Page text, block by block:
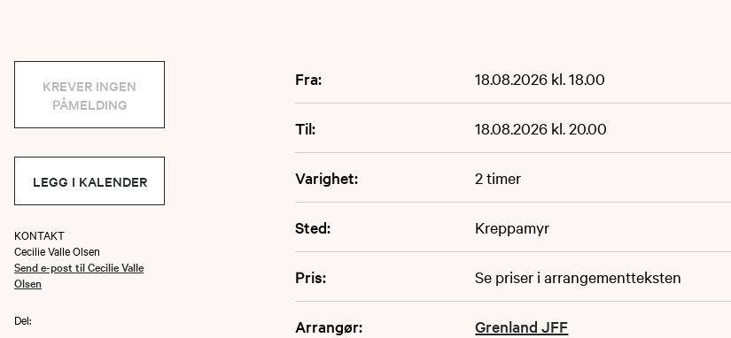
Fra: 18.08.2026 kl. 18.00
Til: 18.08.2026 kl. 20.00
Varighet: 2 timer
Sted: Kreppamyr
Pris: Se priser i arrangementteksten
Arrangør: Grenland JFF
KREVER INGEN
PÅMELDING
LEGG I KALENDER
KONTAKT
Cecilie Valle Olsen
Send e-post til Cecilie Valle
Olsen
Del: